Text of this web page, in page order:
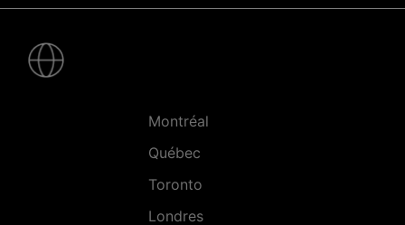
Montréal
Québec
Toronto
Londres